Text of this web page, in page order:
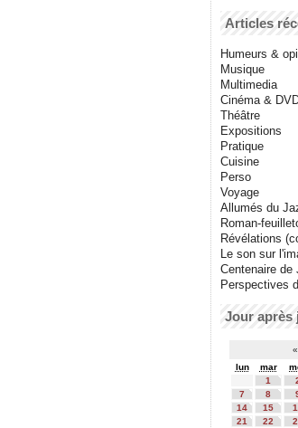
Articles
Humeurs &
Musique
Multimedia
Cinéma &
Théâtre
Expositions
Pratique
Cuisine
Perso
Voyage
Allumés du
Roman-
Révélations
Le son sur
Centenaire de
Perspectives
Jour après
«
lun
mar
1
7
8
14
15
21
22